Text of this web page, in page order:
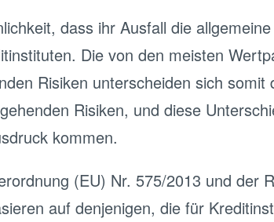
dass ihr Ausfall die
Die von den meisten
Risiken unterscheiden sich somit
Risiken, und diese
kommen.
(EU) Nr. 575/2013 und der
auf denjenigen, die für